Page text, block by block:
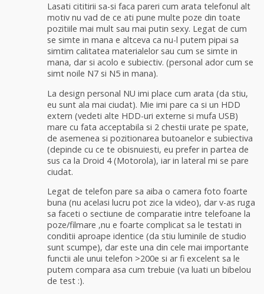
Lasati cititirii sa-si faca pareri cum arata telefonul alt
motiv nu vad de ce ati pune multe poze din toate
pozitiile mai mult sau mai putin sexy. Legat de cum
se simte in mana e altceva ca nu-l putem pipai sa
simtim calitatea materialelor sau cum se simte in
mana, dar si acolo e subiectiv. (personal ador cum se
simt noile N7 si N5 in mana).
La design personal NU imi place cum arata (da stiu,
eu sunt ala mai ciudat). Mie imi pare ca si un HDD
extern (vedeti alte HDD-uri externe si mufa USB)
mare cu fata acceptabila si 2 chestii urate pe spate,
de asemenea si pozitionarea butoanelor e subiectiva
(depinde cu ce te obisnuiesti, eu prefer in partea de
sus ca la Droid 4 (Motorola), iar in lateral mi se pare
ciudat.
Legat de telefon pare sa aiba o camera foto foarte
buna (nu acelasi lucru pot zice la video), dar v-as ruga
sa faceti o sectiune de comparatie intre telefoane la
poze/filmare ,nu e foarte complicat sa le testati in
conditii aproape identice (da stiu luminile de studio
sunt scumpe), dar este una din cele mai importante
functii ale unui telefon >200e si ar fi excelent sa le
putem compara asa cum trebuie (va luati un bibelou
de test :).